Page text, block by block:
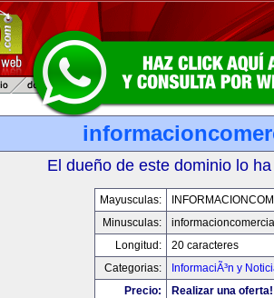
El dueño de este dominio lo
Mayusculas:
Minusculas:
Longitud:
20 caracteres
Categorias:
InformaciÃ³n y
Precio:
Realizar una oferta!